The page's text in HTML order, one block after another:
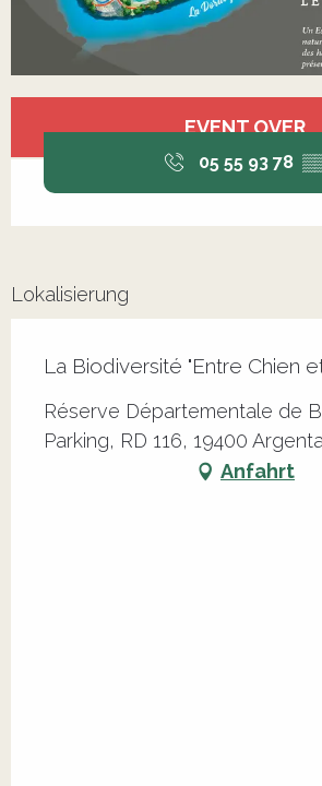
EVENT OVER
05 55 93 78
Lokalisierung
La Biodiversité "Entre Chien
Réserve Départementale de
Parking, RD 116, 19400
Anfahrt